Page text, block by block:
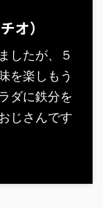
オ）
したが、５
を楽しもう
ダに鉄分を
じさんです